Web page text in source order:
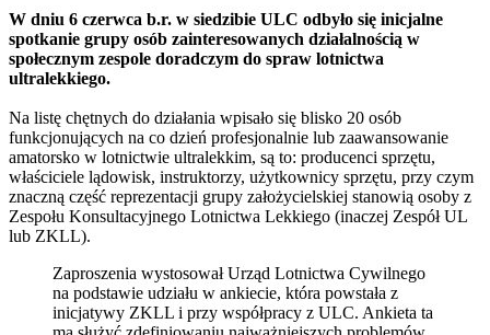
W dniu 6 czerwca b.r. w siedzibie ULC odbyło się inicjalne
spotkanie grupy osób zainteresowanych działalnością w
społecznym zespole doradczym do spraw lotnictwa
ultralekkiego.
Na listę chętnych do działania wpisało się blisko 20 osób
funkcjonujących na co dzień profesjonalnie lub zaawansowanie
amatorsko w lotnictwie ultralekkim, są to: producenci sprzętu,
właściciele lądowisk, instruktorzy, użytkownicy sprzętu, przy czym
znaczną część reprezentacji grupy założycielskiej stanowią osoby z
Zespołu Konsultacyjnego Lotnictwa Lekkiego (inaczej Zespół UL
lub ZKLL).
Zaproszenia wystosował Urząd Lotnictwa Cywilnego
na podstawie udziału w ankiecie, która powstała z
inicjatywy ZKLL i przy współpracy z ULC. Ankieta ta